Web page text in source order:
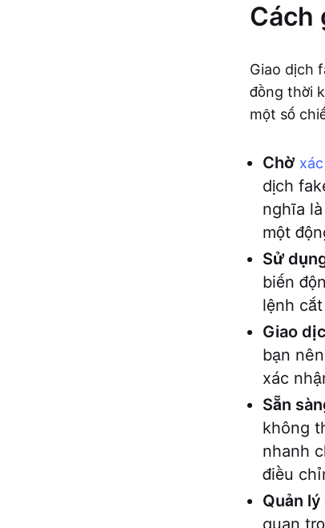
Cách
Giao dịch
đồng thời
một số
Chờ
dịch
nghĩa
một
Sử
biến
lệnh
Giao
bạn
xác
Sẵn
không
nhanh
điều
Quản
quan